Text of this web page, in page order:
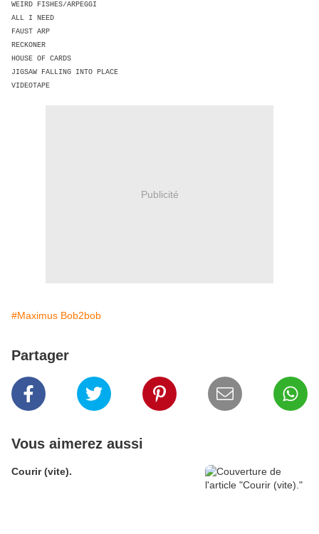
WEIRD FISHES/ARPEGGI
ALL I NEED
FAUST ARP
RECKONER
HOUSE OF CARDS
JIGSAW FALLING INTO PLACE
VIDEOTAPE
Publicité
#Maximus Bob2bob
Partager
Vous aimerez aussi
Courir (vite).